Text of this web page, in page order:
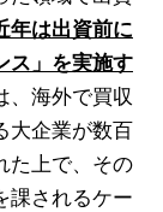
年は出資前に
ス」を実施す
、海外で買収
大企業が数百
た上で、その
課されるケー